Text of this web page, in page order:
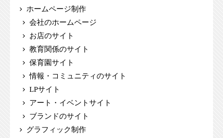
ホームページ制作
会社のホームページ
お店のサイト
教育関係のサイト
保育園サイト
情報・コミュニティのサイト
LPサイト
アート・イベントサイト
ブランドのサイト
グラフィック制作